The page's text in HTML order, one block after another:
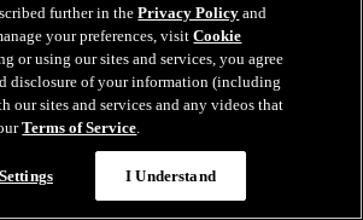
further in thePrivacy Policy and
your preferences, visitCookie
or using our sites and services, you agree
disclosure of your information (including
our sites and services and any videos that
Terms of Service.
I Understand